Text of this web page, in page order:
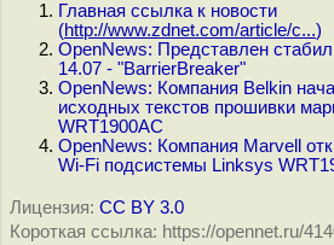
Главная ссылка к новости
(http://www.zdnet.com/article/c...)
OpenNews: Представлен
14.07 - "BarrierBreaker"
OpenNews: Компания Belkin
исходных текстов прошивки
WRT1900AC
OpenNews: Компания Marvell
Wi-Fi подсистемы Linksys
Лицензия: CC BY 3.0
Короткая ссылка: https://opennet.ru/